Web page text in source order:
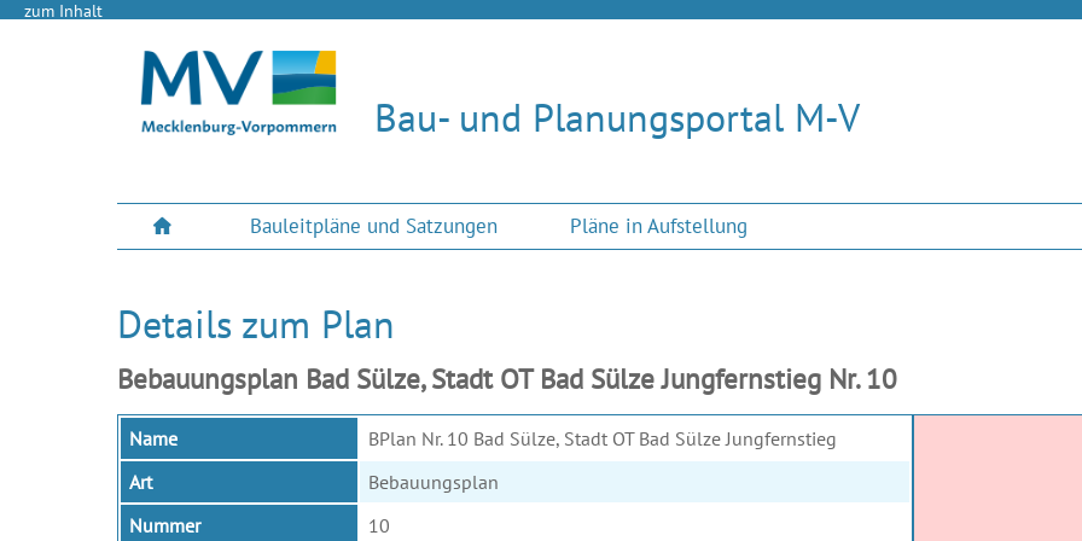
zum Inhalt
Bau- und Planungsportal M-V
Bauleitpläne und Satzungen Pläne in Aufstellung
Details zum Plan
Bebauungsplan Bad Sülze, Stadt OT Bad Sülze Jungfernstieg Nr. 10
Name
BPlan Nr. 10 Bad Sülze, Stadt OT Bad Sülze Jungfernstieg
Art
Bebauungsplan
Nummer
10